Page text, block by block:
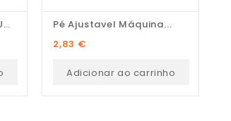
BOTAO SELEÇAO SAMSUNG...
Pé Ajustavel Máquina...
Preço
2,83 €
Adicionar ao carrinho